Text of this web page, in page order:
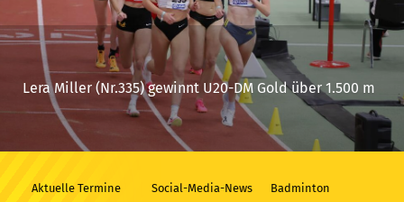
Aktuelle Termine Social-Media-News Badminton